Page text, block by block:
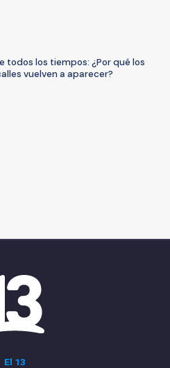
todos los tiempos: ¿Por qué los
vuelven a aparecer?
El 13